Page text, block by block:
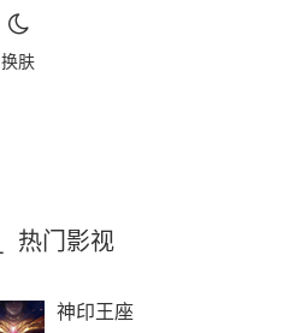
换肤
热门影视
神印王座